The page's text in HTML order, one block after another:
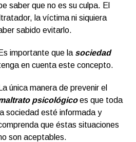
saber que no es su culpa. El
la víctima ni siquiera
sabido evitarlo.
Es importante que la sociedad
en cuenta este concepto.
La única manera de prevenir el
psicológicoes que toda
la sociedad esté informada y
que éstas situaciones
son aceptables.